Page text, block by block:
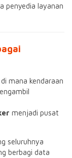
penyedia layanan
mana kendaraan
menjadi pusat
seluruhnya
berbagi data